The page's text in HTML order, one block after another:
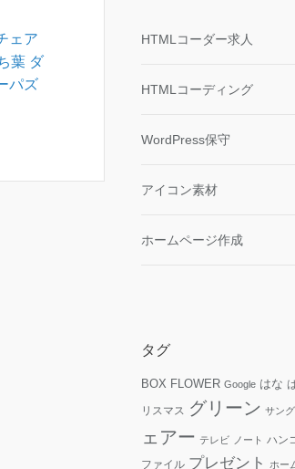
ェア
葉 ダ
パズ
HTMLコーダー求人
HTMLコーディング
WordPress保守
アイコン素材
ホームページ作成
タグ
BOX FLOWER Google はな
リスマス グリーン サン
ェアー テレビ ノート ハン
ファイル プレゼント ホー